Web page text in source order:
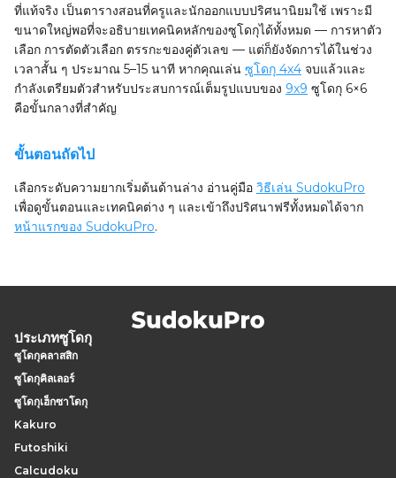
ที่แท้จริง เป็นตารางสอนที่ครูและนักออกแบบปริศนานิยมใช้ เพราะมี
ขนาดใหญ่พอที่จะอธิบายเทคนิคหลักของซูโดกุได้ทั้งหมด — การหาตัว
เลือก การตัดตัวเลือก ตรรกะของคู่ตัวเลข — แต่ก็ยังจัดการได้ในช่วง
เวลาสั้น ๆ ประมาณ 5–15 นาที หากคุณเล่น ซูโดกุ 4x4 จบแล้วและ
กำลังเตรียมตัวสำหรับประสบการณ์เต็มรูปแบบของ 9x9 ซูโดกุ 6×6
คือขั้นกลางที่สำคัญ
ขั้นตอนถัดไป
เลือกระดับความยากเริ่มต้นด้านล่าง อ่านคู่มือ วิธีเล่น SudokuPro
เพื่อดูขั้นตอนและเทคนิคต่าง ๆ และเข้าถึงปริศนาฟรีทั้งหมดได้จาก
หน้าแรกของ SudokuPro.
ประเภทซูโดกุ
ซูโดกุคลาสสิก
ซูโดกุคิลเลอร์
ซูโดกุเฮ็กซาโดกุ
Kakuro
Futoshiki
Calcudoku